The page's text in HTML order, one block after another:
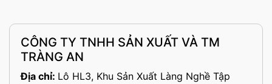
CÔNG TY TNHH SẢN XUẤT VÀ TM
TRÀNG AN
Địa chỉ: Lô HL3, Khu Sản Xuất Làng Nghề Tập